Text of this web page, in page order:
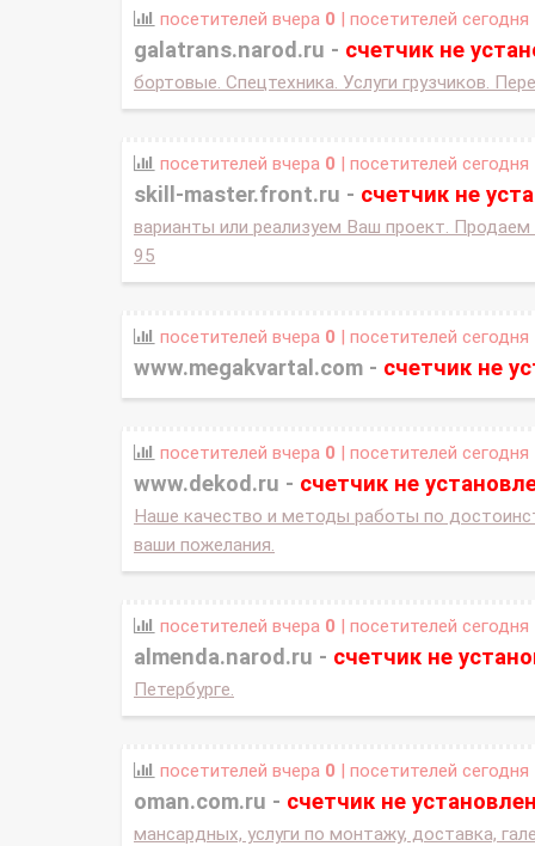
посетителей вчера 0 | посетителей сегодня
galatrans.narod.ru - счетчик не
бортовые. Спецтехника. Услуги грузчиков.
посетителей вчера 0 | посетителей сегодня
skill-master.front.ru - счетчик не
варианты или реализуем Ваш проект.
95
посетителей вчера 0 | посетителей сегодня
www.megakvartal.com - счетчик не
посетителей вчера 0 | посетителей сегодня
www.dekod.ru - счетчик не
Наше качество и методы работы по
ваши пожелания.
посетителей вчера 0 | посетителей сегодня
almenda.narod.ru - счетчик не
Петербурге.
посетителей вчера 0 | посетителей сегодня
oman.com.ru - счетчик не
мансардных, услуги по монтажу, доставка,